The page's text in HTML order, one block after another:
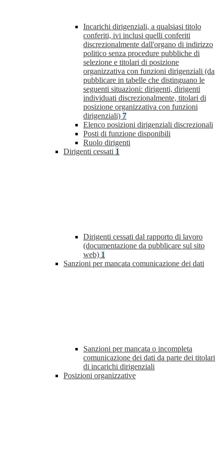
Incarichi dirigenziali, a qualsiasi titolo
conferiti, ivi inclusi quelli conferiti
discrezionalmente dall'organo di indirizzo
politico senza procedure pubbliche di
selezione e titolari di posizione
organizzativa con funzioni dirigenziali (da
pubblicare in tabelle che distinguano le
seguenti situazioni: dirigenti, dirigenti
individuati discrezionalmente, titolari di
posizione organizzativa con funzioni
dirigenziali) 7
Elenco posizioni dirigenziali discrezionali
Posti di funzione disponibili
Ruolo dirigenti
Dirigenti cessati 1
Dirigenti cessati dal rapporto di lavoro
(documentazione da pubblicare sul sito
web) 1
Sanzioni per mancata comunicazione dei dati
Sanzioni per mancata o incompleta
comunicazione dei dati da parte dei titolari
di incarichi dirigenziali
Posizioni organizzative